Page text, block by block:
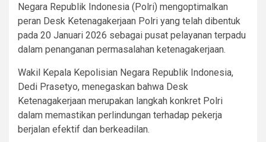
Negara Republik Indonesia (Polri) mengoptimalkan
peran Desk Ketenagakerjaan Polri yang telah dibentuk
pada 20 Januari 2026 sebagai pusat pelayanan terpadu
dalam penanganan permasalahan ketenagakerjaan.
Wakil Kepala Kepolisian Negara Republik Indonesia,
Dedi Prasetyo, menegaskan bahwa Desk
Ketenagakerjaan merupakan langkah konkret Polri
dalam memastikan perlindungan terhadap pekerja
berjalan efektif dan berkeadilan.